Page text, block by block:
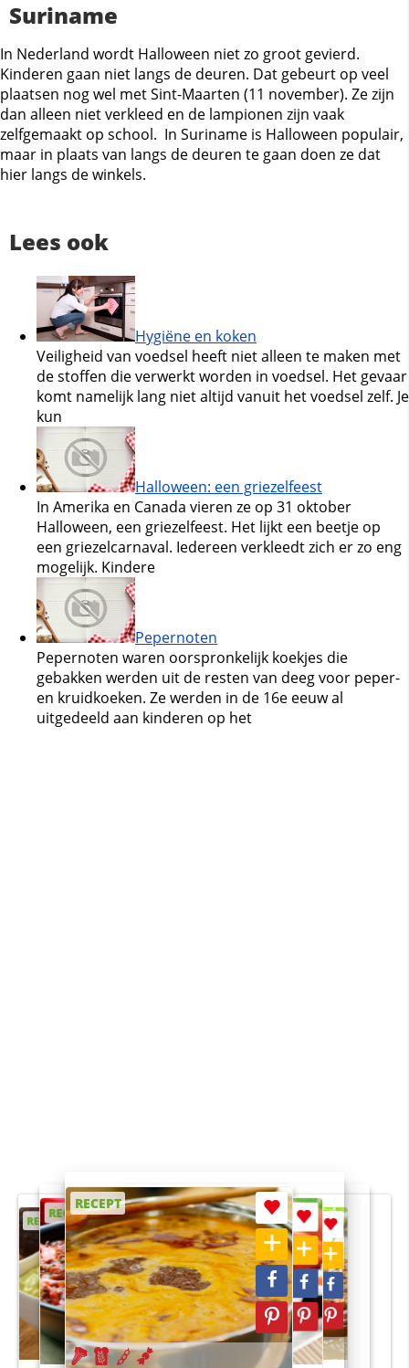
Suriname
In Nederland wordt Halloween niet zo groot gevierd.
Kinderen gaan niet langs de deuren. Dat gebeurt op veel
plaatsen nog wel met Sint-Maarten (11 november). Ze zijn
dan alleen niet verkleed en de lampionen zijn vaak
zelfgemaakt op school. In Suriname is Halloween populair,
maar in plaats van langs de deuren te gaan doen ze dat
hier langs de winkels.
Lees ook
Hygiëne en koken
Veiligheid van voedsel heeft niet alleen te maken met
de stoffen die verwerkt worden in voedsel. Het gevaar
komt namelijk lang niet altijd vanuit het voedsel zelf. Je
kun
Halloween: een griezelfeest
In Amerika en Canada vieren ze op 31 oktober
Halloween, een griezelfeest. Het lijkt een beetje op
een griezelcarnaval. Iedereen verkleedt zich er zo eng
mogelijk. Kindere
Pepernoten
Pepernoten waren oorspronkelijk koekjes die
gebakken werden uit de resten van deeg voor peper-
en kruidkoeken. Ze werden in de 16e eeuw al
uitgedeeld aan kinderen op het
RECEPT
RECEPT
RECEPT
RECEPT
RECEPT